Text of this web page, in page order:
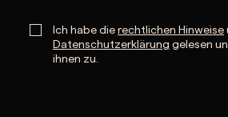
Ich habe dierechtlichen Hinweise
Datenschutzerklärung gelesen
ihnen zu.